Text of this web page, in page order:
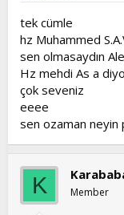
tek cümle
hz Muhammed
sen olmasaydın
Hz mehdi As a
çok seveniz
eeee
sen ozaman neyin
K Member